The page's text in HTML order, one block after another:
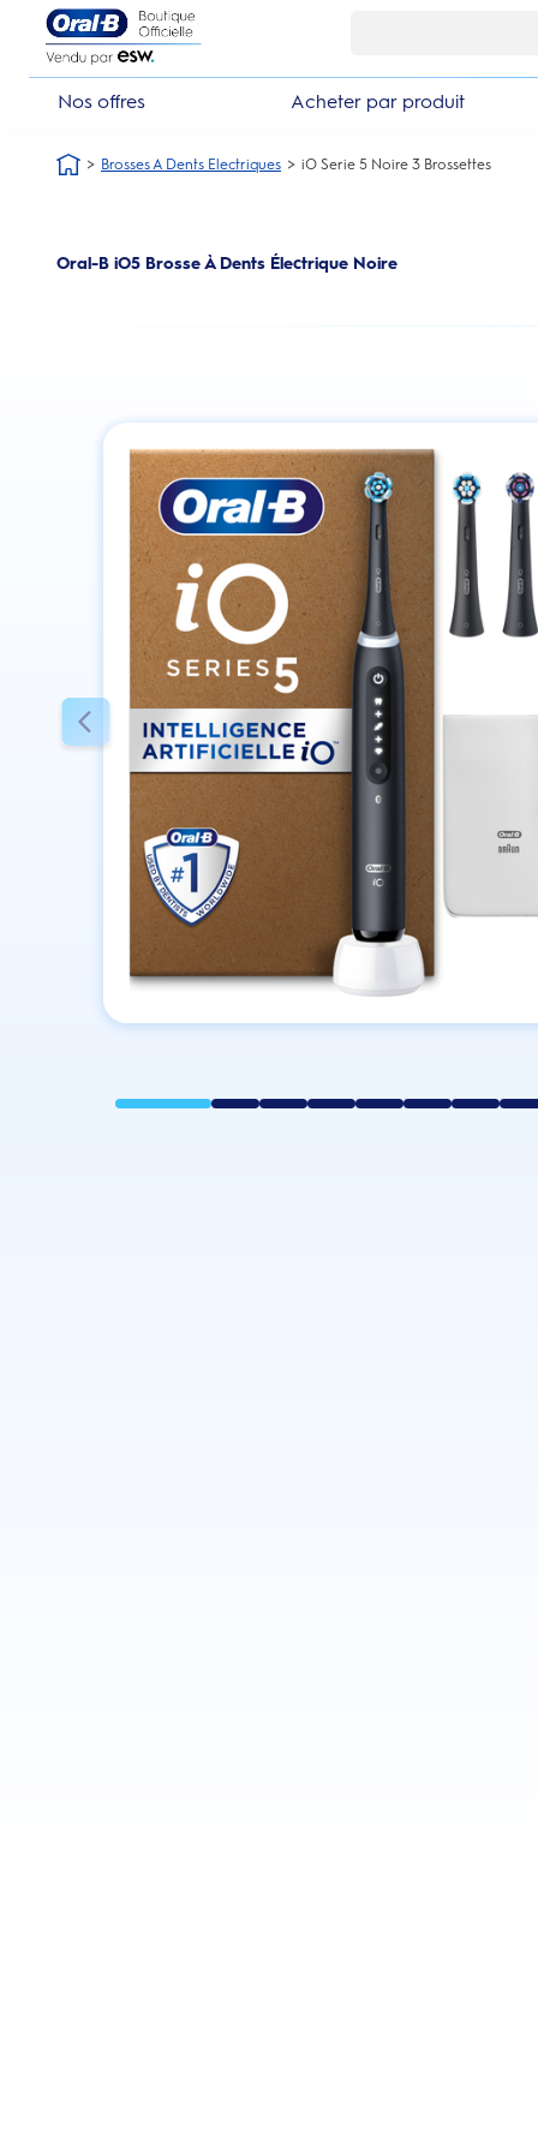
Skip Navigation1
Nos offres Acheter par produit
Brosses A Dents Electriques iO Serie 5 Noire 3 Brossettes
Oral-B iO5 Brosse À Dents Électrique Noire